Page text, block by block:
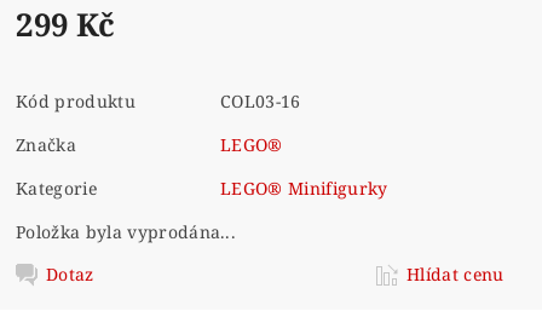
299 Kč
Kód produktu
COL03-16
Značka
LEGO®
Kategorie
LEGO® Minifigurky
Položka byla vyprodána...
Dotaz
Hlídat cenu